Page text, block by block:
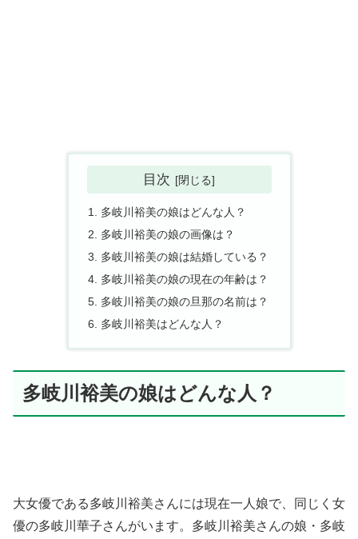
目次
多岐川裕美の娘はどんな人？
多岐川裕美の娘の画像は？
多岐川裕美の娘は結婚している？
多岐川裕美の娘の現在の年齢は？
多岐川裕美の娘の旦那の名前は？
多岐川裕美はどんな人？
多岐川裕美の娘はどんな人？
大女優である多岐川裕美さんには現在一人娘で、同じく女
優の多岐川華子さんがいます。 多岐川裕美さんの娘・多岐